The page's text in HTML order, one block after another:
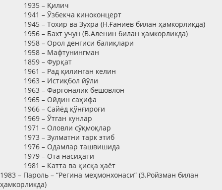
1935 – Қилич
1941 – Ўзбекча киноконцерт
1945 – Тохир ва Зухра (Н.Ғаниев билан ҳамкорликда)
1956 – Бахт учун (В.Аленин билан ҳамкорликда)
1958 – Орол денгиси балиқлари
1958 – Мафтунингман
1859 – Фурқат
1961 – Рад қилинган келин
1963 – Истиқбол йўли
1963 – Фарғоналик бешовлон
1965 – Ойдин саҳифа
1966 – Сайёд қўнғироғи
1969 – Ўтган кунлар
1971 – Оловли сўқмоқлар
1973 – Зулматни тарк этиб
1976 – Одамлар ташвишида
1979 – Ота насиҳати
1981 – Катта ва қисқа ҳаёт
1983 – Пароль – “Регина меҳмонхонаси” (З.Ройзман билан
ҳамкорликда)